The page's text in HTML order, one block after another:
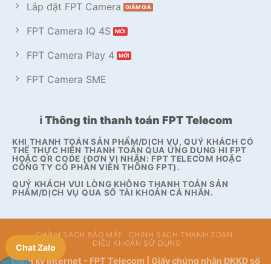
Lắp đặt FPT Camera
FPT Camera IQ 4S
FPT Camera Play 4
FPT Camera SME
ℹ️ Thông tin thanh toán FPT Telecom
KHI THANH TOÁN SẢN PHẨM/DỊCH VỤ, QUÝ KHÁCH CÓ
THỂ THỰC HIỆN THANH TOÁN QUA ỨNG DỤNG HI FPT
HOẶC QR CODE (ĐƠN VỊ NHẬN: FPT TELECOM HOẶC
CÔNG TY CỔ PHẦN VIỄN THÔNG FPT).
QUÝ KHÁCH VUI LÒNG KHÔNG THANH TOÁN SẢN
PHẨM/DỊCH VỤ QUA SỐ TÀI KHOẢN CÁ NHÂN.
CHÍNH SÁCH BẢO MẬT
CHÍNH SÁCH THANH TOÁN
ĐIỀU KHOẢN SỬ DỤNG
Đăng ký Internet - FPT Telecom | Giấy chứng nhận ĐKKD số
Chat Zalo